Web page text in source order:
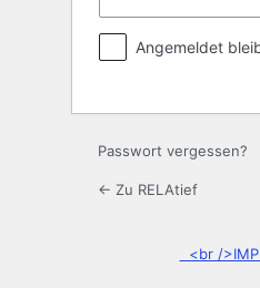
Angemeldet
Passwort vergessen?
← Zu RELAtief
<br /